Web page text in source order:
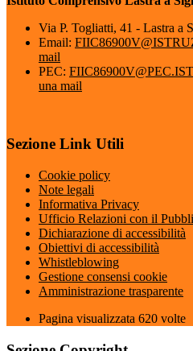
Via P. Togliatti, 41 - Lastra a
Email:
mail
PEC:
una mail
Sezione Link Utili
Cookie policy
Note legali
Informativa Privacy
Ufficio Relazioni con il
Dichiarazione di accessibilità
Obiettivi di accessibilità
Whistleblowing
Gestione consensi cookie
Amministrazione trasparente
Pagina visualizzata 620 volte